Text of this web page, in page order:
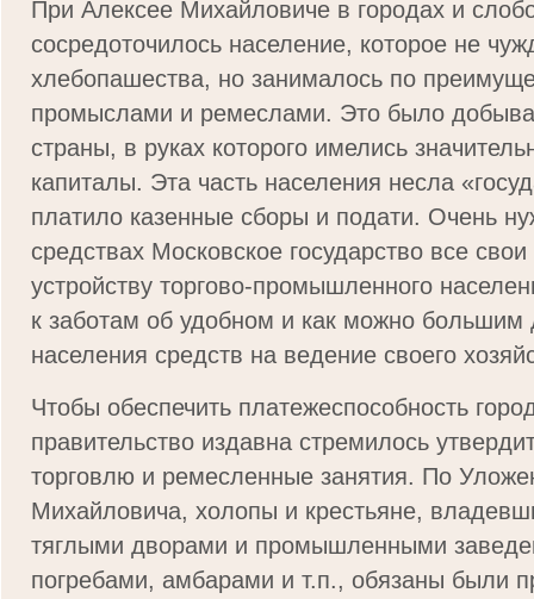
При Алексее Михайловиче в городах и
сосредоточилось население, которое не
хлебопашества, но занималось по
промыслами и ремеслами. Это было
страны, в руках которого имелись
капиталы. Эта часть населения несла
платило казенные сборы и подати. Очень
средствах Московское государство все
устройству торгово-промышленного
к заботам об удобном и как можно большим
населения средств на ведение своего
Чтобы обеспечить платежеспособность
правительство издавна стремилось
торговлю и ремесленные занятия. По
Михайловича, холопы и крестьяне,
тяглыми дворами и промышленными
погребами, амбарами и т.п., обязаны были